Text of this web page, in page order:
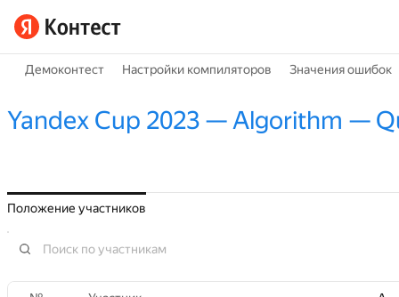
Демоконтест Настройки компиляторов Значения ошибок
Yandex Cup 2023 — Algorithm —
Положение участников